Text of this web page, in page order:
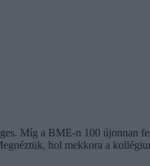
Míg a BME-n 100 újonnan
hol mekkora a